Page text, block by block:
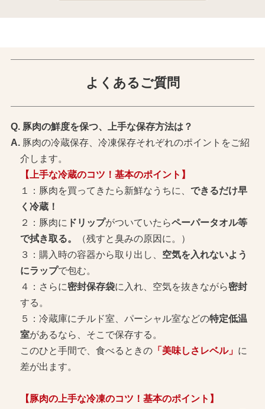
よくあるご質問
豚肉の鮮度を保つ、上手な保存方法は？
豚肉の冷蔵保存、冷凍保存それぞれのポイントをご紹
介します。
【上手な冷蔵のコツ！基本のポイント】
１：豚肉を買ってきたら新鮮なうちに、 できるだけ早
く冷蔵！
２：豚肉に ドリップがついていたらペーパータオル等
で拭き取る。
（残すと臭みの原因に。）
３：購入時の容器から取り出し、 空気を入れないよう
にラップで包む。
４：さらに密封保存袋に入れ、空気を抜きながら密封
する。
５：冷蔵庫にチルド室、パーシャル室などの特定低温
室があるなら、そこで保存する。
このひと手間で、食べるときの「美味しさレベル」 に
差が出ます。
【豚肉の上手な冷凍のコツ！基本のポイント】